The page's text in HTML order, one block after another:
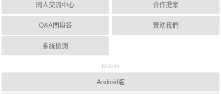
同人交流中心
Q&A問與答
系統檢測
合作提案
贊助我們
Mobile
Android版